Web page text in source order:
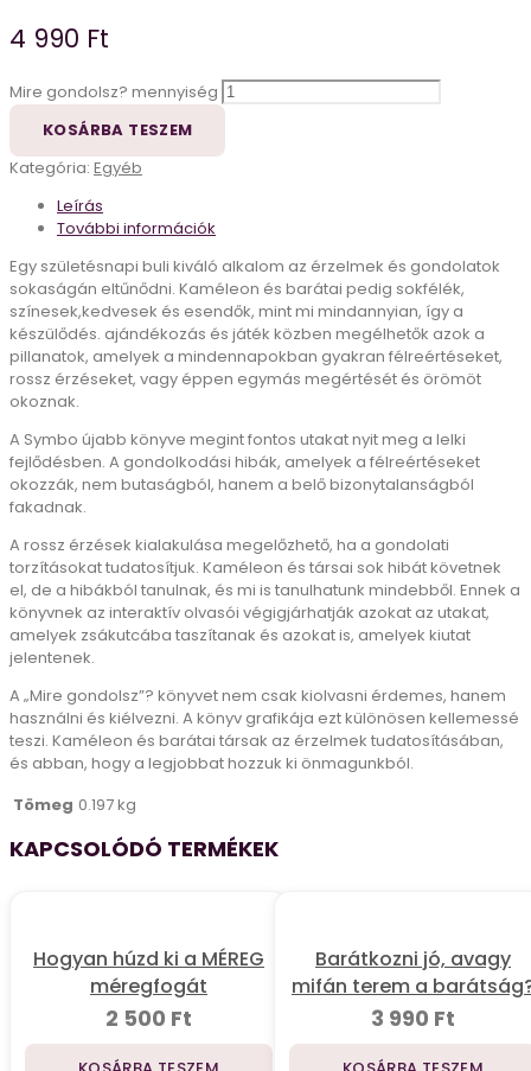
4 990 Ft
Mire gondolsz? mennyiség
KOSÁRBA TESZEM
Kategória: Egyéb
Leírás
További információk
Egy születésnapi buli kiváló alkalom az érzelmek és gondolatok
sokaságán eltűnődni. Kaméleon és barátai pedig sokfélék,
színesek,kedvesek és esendők, mint mi mindannyian, így a
készülődés. ajándékozás és játék közben megélhetők azok a
pillanatok, amelyek a mindennapokban gyakran félreértéseket,
rossz érzéseket, vagy éppen egymás megértését és örömöt
okoznak.
A Symbo újabb könyve megint fontos utakat nyit meg a lelki
fejlődésben. A gondolkodási hibák, amelyek a félreértéseket
okozzák, nem butaságból, hanem a belő bizonytalanságból
fakadnak.
A rossz érzések kialakulása megelőzhető, ha a gondolati
torzításokat tudatosítjuk. Kaméleon és társai sok hibát követnek
el, de a hibákból tanulnak, és mi is tanulhatunk mindebből. Ennek a
könyvnek az interaktív olvasói végigjárhatják azokat az utakat,
amelyek zsákutcába taszítanak és azokat is, amelyek kiutat
jelentenek.
A „Mire gondolsz”? könyvet nem csak kiolvasni érdemes, hanem
használni és kiélvezni. A könyv grafikája ezt különösen kellemessé
teszi. Kaméleon és barátai társak az érzelmek tudatosításában,
és abban, hogy a legjobbat hozzuk ki önmagunkból.
Tömeg 0.197 kg
KAPCSOLÓDÓ TERMÉKEK
Hogyan húzd ki a MÉREG
méregfogát
2 500 Ft
Barátkozni jó, avagy
mifán terem a
3 990 Ft